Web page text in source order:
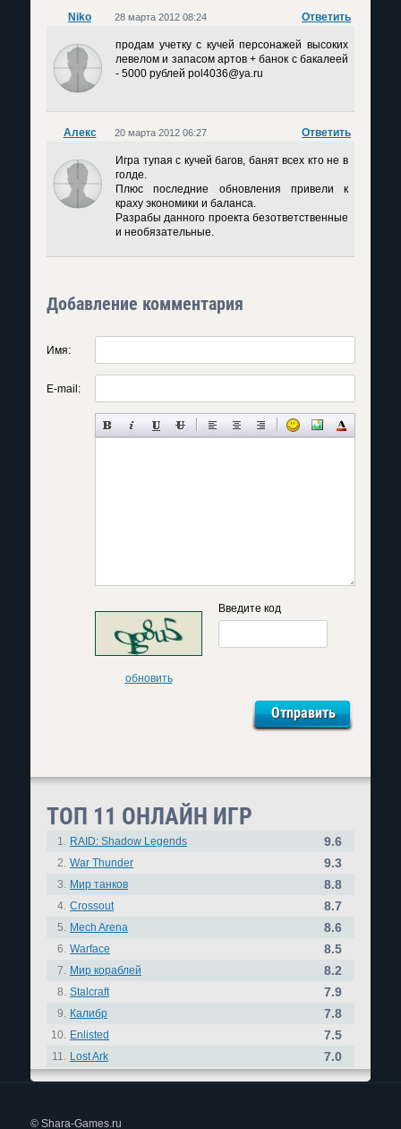
Niko Ответить
28 марта 2012 08:24
продам учетку с кучей персонажей высоких
левелом и запасом артов + банок с бакалеей
- 5000 рублей pol4036@ya.ru
Алекс Ответить
20 марта 2012 06:27
Игра тупая с кучей багов, банят всех кто не в
голде.
Плюс последние обновления привели к
краху экономики и баланса.
Разрабы данного проекта безответственные
и необязательные.
Добавление комментария
Имя:
E-mail:
обновить
Введите код
ТОП 11 ОНЛАЙН ИГР
1. RAID: Shadow Legends 9.6
2. War Thunder 9.3
3. Мир танков 8.8
4. Crossout 8.7
5. Mech Arena 8.6
6. Warface 8.5
7. Мир кораблей 8.2
8. Stalcraft 7.9
9. Калибр 7.8
10. Enlisted 7.5
11. Lost Ark 7.0
© Shara-Games.ru